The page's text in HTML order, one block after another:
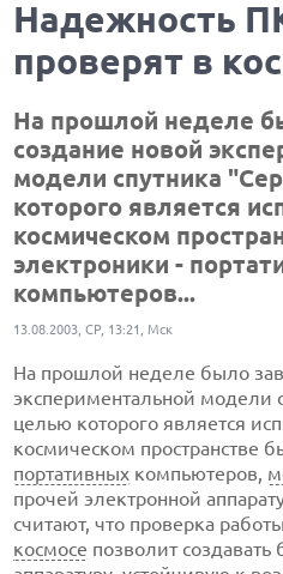
Надежность
проверят в
На прошлой неделе
создание новой
модели спутника
которого является
космическом
электроники -
компьютеров...
13.08.2003, СР, 13:21, Мск
На прошлой неделе было
экспериментальной модели
целью которого является
космическом пространстве
портативных компьютеров,
прочей электронной
считают, что проверка
космосе позволит